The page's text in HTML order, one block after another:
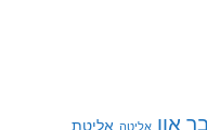
און
אליטת